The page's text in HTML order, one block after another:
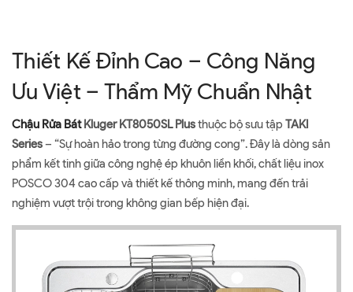
Thiết Kế Đỉnh Cao – Công Năng
Ưu Việt – Thẩm Mỹ Chuẩn Nhật
Chậu Rửa BátKluger KT8050SL Plusthuộc bộ sưu tập TAKI
Series– “Sự hoàn hảo trong từng đường cong”. Đây là dòng sản
phẩm kết tinh giữa công nghệ ép khuôn liền khối, chất liệu inox
POSCO 304 cao cấp và thiết kế thông minh, mang đến trải
nghiệm vượt trội trong không gian bếp hiện đại.